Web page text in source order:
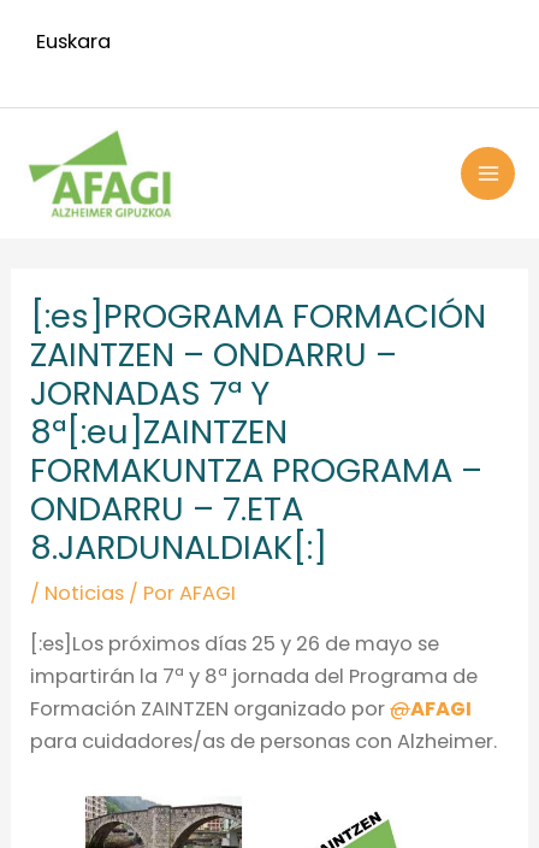
Euskara
[:es]PROGRAMA FORMACIÓN
ZAINTZEN – ONDARRU –
JORNADAS 7ª Y
8ª[:eu]ZAINTZEN
FORMAKUNTZA PROGRAMA –
ONDARRU – 7.ETA
8.JARDUNALDIAK[:]
/ Noticias / PorAFAGI
[:es]Los próximos días 25 y 26 de mayo se
impartirán la 7ª y 8ª jornada del Programa de
Formación ZAINTZEN organizado por@AFAGI
para cuidadores/as de personas con Alzheimer.
entradas